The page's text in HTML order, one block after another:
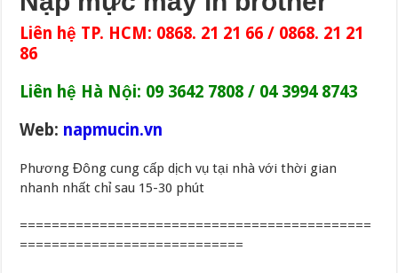
Liên hệ TP. HCM: 0868. 21 21 66 / 0868. 21 21
86
Liên hệ Hà Nội: 09 3642 7808 / 04 3994 8743
Web: napmucin.vn
Phương Đông cung cấp dịch vụ tại nhà với thời gian
nhanh nhất chỉ sau 15-30 phút
============================================
============================